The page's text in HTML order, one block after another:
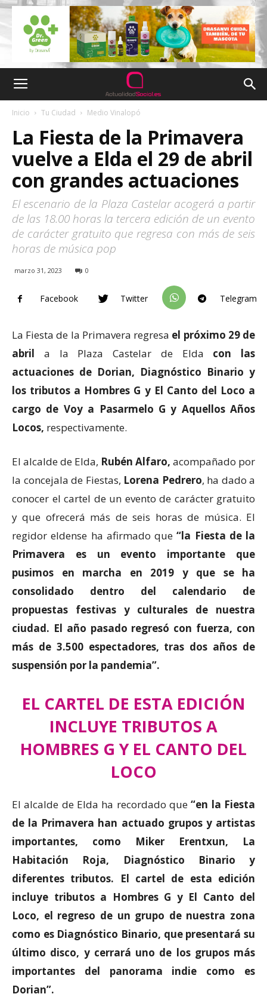
Inicio Tu Ciudad Medio Vinalopó
La Fiesta de la Primavera
vuelve a Elda el 29 de abril
con grandes actuaciones
El escenario de la Plaza Castelar acogerá a partir
de las 18.00 horas la tercera edición de un evento
de carácter gratuito que regresa con más de seis
horas de música pop
marzo 31, 2023 0
Facebook Twitter Telegram
La Fiesta de la Primavera regresa el próximo 29 de
abril a la Plaza Castelar de Elda con las
actuaciones de Dorian, Diagnóstico Binario y
los tributos a Hombres G y El Canto del Loco a
cargo de Voy a Pasarmelo G y Aquellos Años
Locos, respectivamente.
El alcalde de Elda, Rubén Alfaro, acompañado por
la concejala de Fiestas, Lorena Pedrero, ha dado a
conocer el cartel de un evento de carácter gratuito
y que ofrecerá más de seis horas de música. El
regidor eldense ha afirmado que“la Fiesta de la
Primavera es un evento importante que
pusimos en marcha en 2019 y que se ha
consolidado dentro del calendario de
propuestas festivas y culturales de nuestra
ciudad. El año pasado regresó con fuerza, con
más de 3.500 espectadores, tras dos años de
suspensión por la pandemia”.
EL CARTEL DE ESTA EDICIÓN
INCLUYE TRIBUTOS A
HOMBRES G Y EL CANTO DEL
LOCO
El alcalde de Elda ha recordado que“en la Fiesta
de la Primavera han actuado grupos y artistas
importantes, como Miker Erentxun, La
Habitación Roja, Diagnóstico Binario y
diferentes tributos. El cartel de esta edición
incluye tributos a Hombres G y El Canto del
Loco, el regreso de un grupo de nuestra zona
como es Diagnóstico Binario, que presentará su
último disco, y cerrará uno de los grupos más
importantes del panorama indie como es
Dorian”.